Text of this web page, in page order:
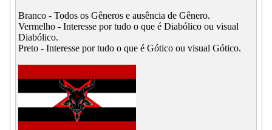
Branco - Todos os Gêneros e ausência de Gênero.
Vermelho - Interesse por tudo o que é Diabólico ou visual
Diabólico.
Preto - Interesse por tudo o que é Gótico ou visual Gótico.